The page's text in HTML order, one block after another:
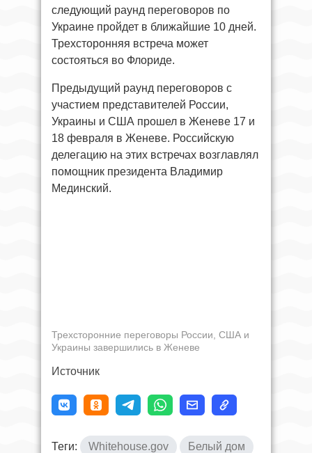
следующий раунд переговоров по
Украине пройдет в ближайшие 10 дней.
Трехсторонняя встреча может
состояться во Флориде.
Предыдущий раунд переговоров с
участием представителей России,
Украины и США прошел в Женеве 17 и
18 февраля в Женеве. Российскую
делегацию на этих встречах возглавлял
помощник президента Владимир
Мединский.
Трехсторонние переговоры России, США и
Украины завершились в Женеве
Источник
Теги: Whitehouse.gov Белый дом